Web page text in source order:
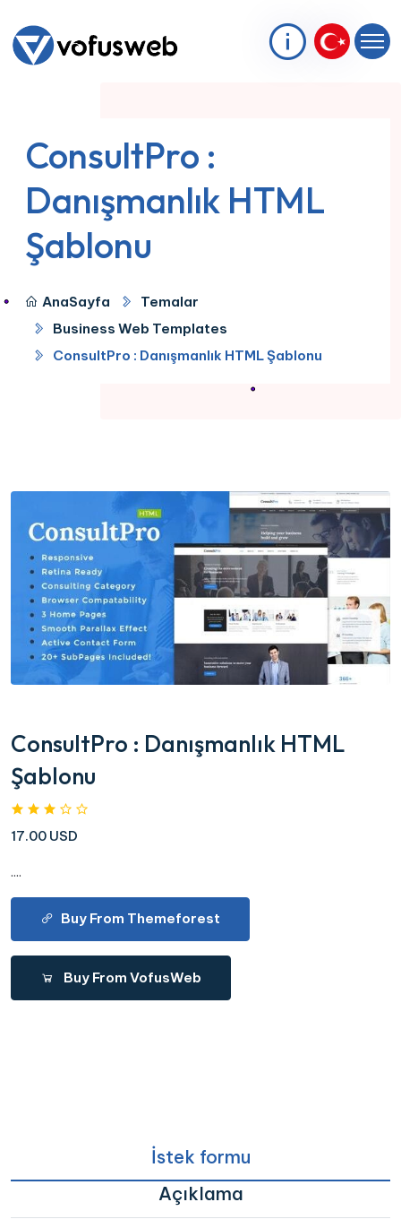
ConsultPro :
Danışmanlık HTML
Şablonu
AnaSayfa
Temalar
Business Web Templates
ConsultPro : Danışmanlık HTML Şablonu
ConsultPro : Danışmanlık HTML
Şablonu
17.00 USD
....
Buy From Themeforest
Buy From VofusWeb
İstek formu
Açıklama